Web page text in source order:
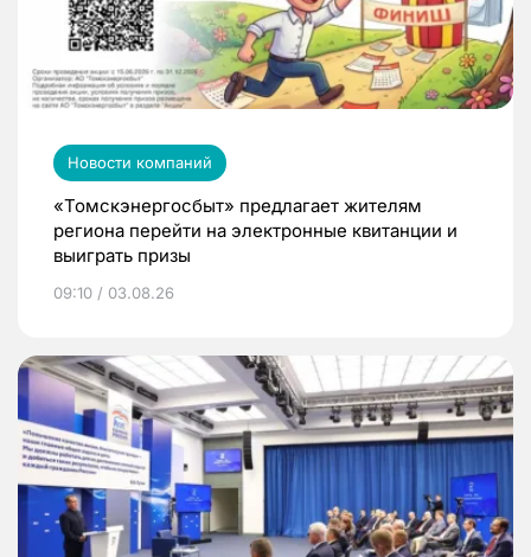
Новости компаний
«Томскэнергосбыт» предлагает жителям
региона перейти на электронные квитанции и
выиграть призы
09:10 / 03.08.26